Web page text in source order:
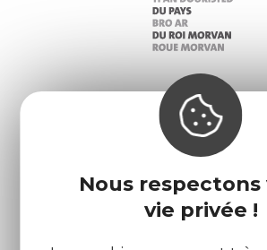
Nous
vie privée !
Infos pratiques
Nos brochures
Retrouvez-nous sur :